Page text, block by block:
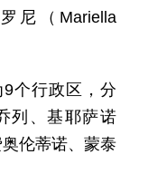
尼（Mariella
9个行政区，分
列、基耶萨诺
伦蒂诺、蒙泰